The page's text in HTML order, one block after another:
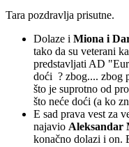
Tara pozdravlja prisutne.
Dolaze i Miona i
tako da su veterani
predstavljati AD
doći ? zbog.... zbog
što je suprotno od
što neće doći (a ko
E sad prava vest za
najavio Aleksandar
konačno dolazi i on.